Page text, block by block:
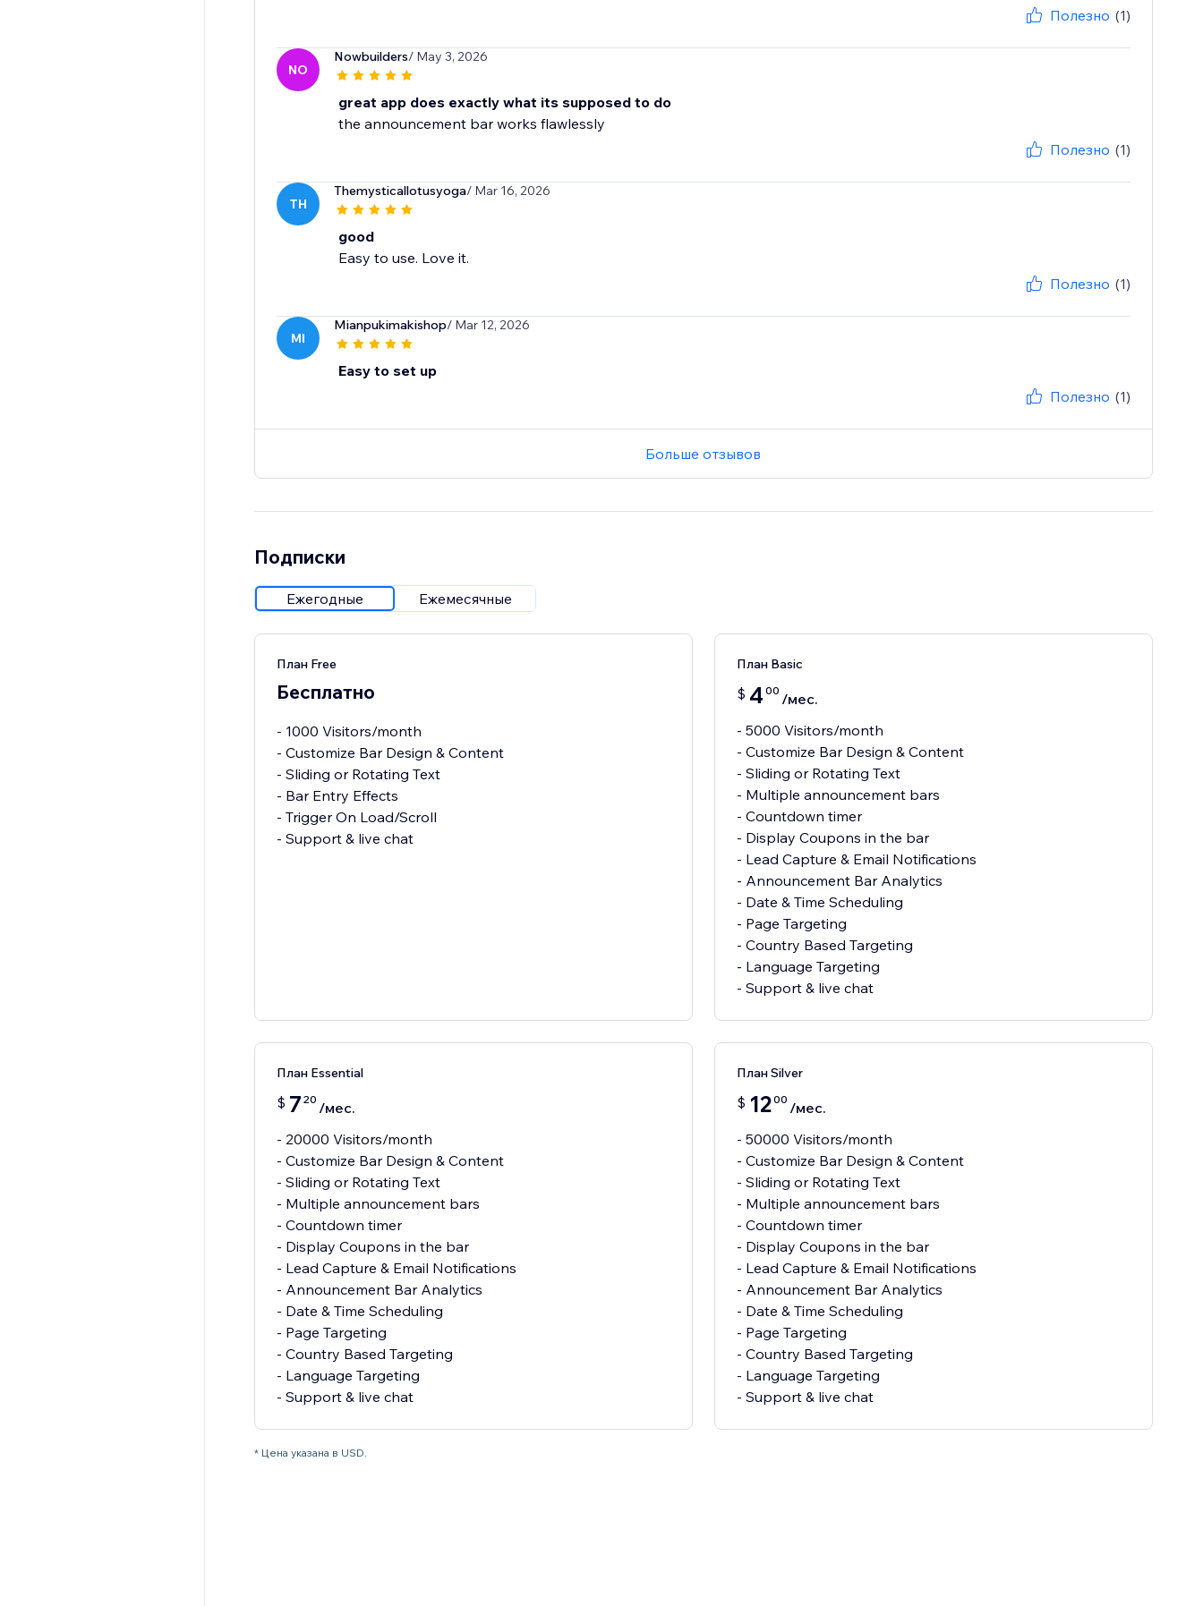
Полезно (1)
NO
Nowbuilders/ May 3, 2026
great app does exactly what its supposed to do
the announcement bar works flawlessly
Полезно (1)
TH
Themysticallotusyoga/ Mar 16, 2026
good
Easy to use. Love it.
Полезно (1)
MI
Mianpukimakishop/ Mar 12, 2026
Easy to set up
Полезно (1)
Больше отзывов
Подписки
Ежегодные Ежемесячные
План Free
Бесплатно
- 1000 Visitors/month
- Customize Bar Design & Content
- Sliding or Rotating Text
- Bar Entry Effects
- Trigger On Load/Scroll
- Support & live chat
План Basic
$ 4 00 /мес.
- 5000 Visitors/month
- Customize Bar Design & Content
- Sliding or Rotating Text
- Multiple announcement bars
- Countdown timer
- Display Coupons in the bar
- Lead Capture & Email Notifications
- Announcement Bar Analytics
- Date & Time Scheduling
- Page Targeting
- Country Based Targeting
- Language Targeting
- Support & live chat
План Essential
$ 7 20 /мес.
- 20000 Visitors/month
- Customize Bar Design & Content
- Sliding or Rotating Text
- Multiple announcement bars
- Countdown timer
- Display Coupons in the bar
- Lead Capture & Email Notifications
- Announcement Bar Analytics
- Date & Time Scheduling
- Page Targeting
- Country Based Targeting
- Language Targeting
- Support & live chat
План Silver
$ 1200 /мес.
- 50000 Visitors/month
- Customize Bar Design & Content
- Sliding or Rotating Text
- Multiple announcement bars
- Countdown timer
- Display Coupons in the bar
- Lead Capture & Email Notifications
- Announcement Bar Analytics
- Date & Time Scheduling
- Page Targeting
- Country Based Targeting
- Language Targeting
- Support & live chat
* Цена указана в USD.